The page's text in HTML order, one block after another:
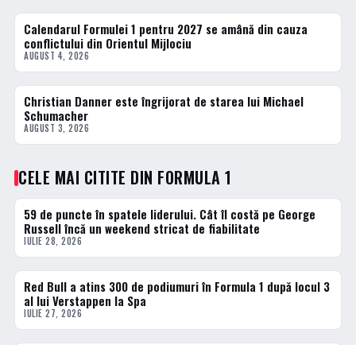
FORMULA 1
Calendarul Formulei 1 pentru 2027 se amână din cauza
conflictului din Orientul Mijlociu
AUGUST 4, 2026
FORMULA 1
Christian Danner este îngrijorat de starea lui Michael
Schumacher
AUGUST 3, 2026
CELE MAI CITITE DIN FORMULA 1
1 · TOP
59 de puncte în spatele liderului. Cât îl costă pe George
Russell încă un weekend stricat de fiabilitate
IULIE 28, 2026
2 · TOP
Red Bull a atins 300 de podiumuri în Formula 1 după locul 3
al lui Verstappen la Spa
IULIE 27, 2026